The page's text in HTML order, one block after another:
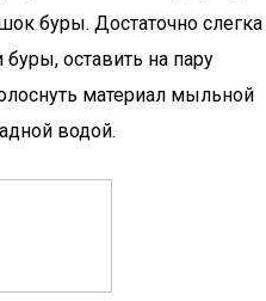
буры. Достаточно слегка
оставить на пару
материал мыльной
водой.